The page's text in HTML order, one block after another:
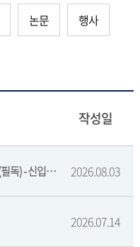
논문 행사
작성일
2026-2학기 수강신청 및 안내사항(필독) - 신입생 포함 2026.08.03
2026.07.14